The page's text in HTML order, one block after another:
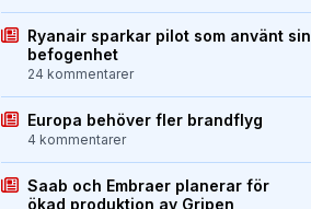
Ryanair sparkar pilot som använt sin
befogenhet
24 kommentarer
Europa behöver fler brandflyg
4 kommentarer
Saab och Embraer planerar för
ökad produktion av Gripen